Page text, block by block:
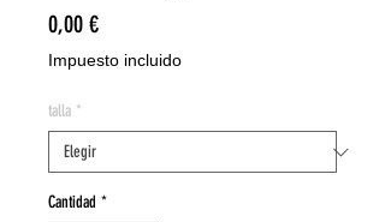
0,00 €Precio
Impuesto incluido
talla *
Cantidad *